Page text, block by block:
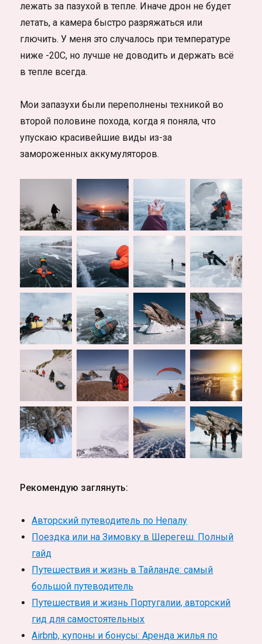
лежать за пазухой в тепле. Иначе дрон не будет
летать, а камера быстро разряжаться или
глючить. У меня это случалось при температуре
ниже -20С, но лучше не доводить и держать всё
в тепле всегда.
Мои запазухи были переполнены техникой во
второй половине похода, когда я поняла, что
упускаю красивейшие виды из-за
замороженных аккумуляторов.
Рекомендую заглянуть:
Авторский путеводитель по Непалу
Поездка или на Зимовку в Шерегеш. Полный
гайд
Путешествия и жизнь в Тайланде: самый
большой путеводитель
Путешествия и жизнь Португалии, авторский
гид для самостоятельных
Airbnb, купоны и бонусы: Аренда жилья по